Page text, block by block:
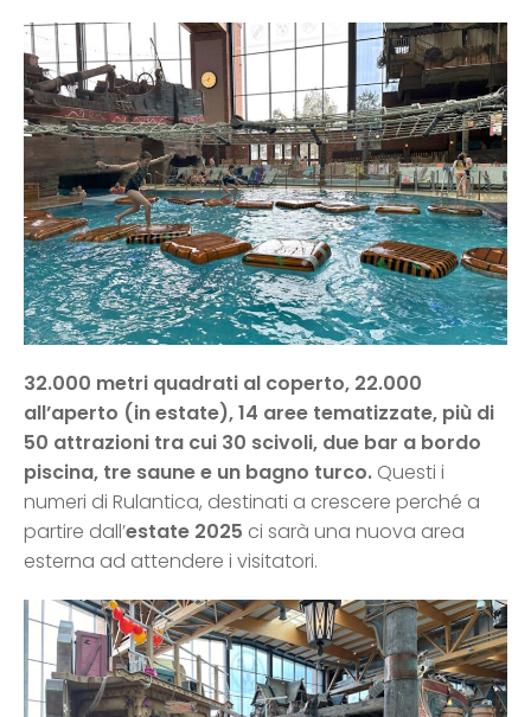
32.000 metri quadrati al coperto, 22.000
all’aperto (in estate), 14 aree tematizzate, più di
50 attrazioni tra cui 30 scivoli, due bar a bordo
piscina, tre saune e un bagno turco. Questi i
numeri di Rulantica, destinati a crescere perché a
partire dall’estate 2025 ci sarà una nuova area
esterna ad attendere i visitatori.